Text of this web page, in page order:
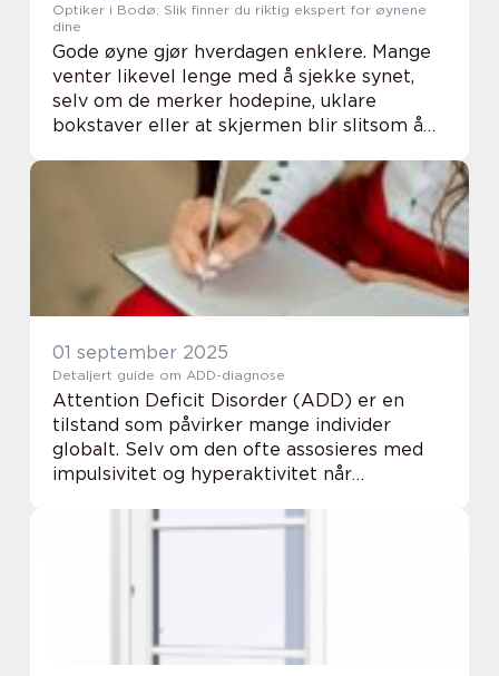
Optiker i Bodø: Slik finner du riktig ekspert for øynene
dine
Gode øyne gjør hverdagen enklere. Mange
venter likevel lenge med å sjekke synet,
selv om de merker hodepine, uklare
bokstaver eller at skjermen blir slitsom å
01 september 2025
Detaljert guide om ADD-diagnose
Attention Deficit Disorder (ADD) er en
tilstand som påvirker mange individer
globalt. Selv om den ofte assosieres med
impulsivitet og hyperaktivitet når
ADD primært av uoppmerksomhet. En